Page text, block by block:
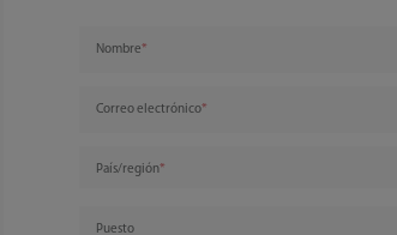
Nombre
Correo electrónico
País/región
Puesto